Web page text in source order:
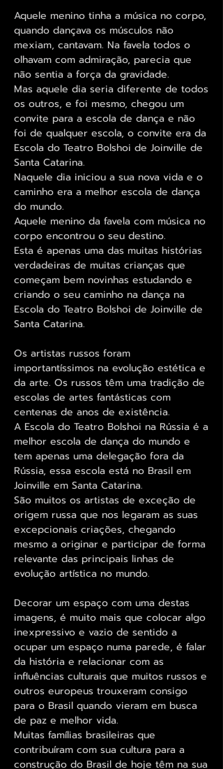
Aquele menino tinha a música no corpo,
quando dançava os músculos não
mexiam, cantavam. Na favela todos o
olhavam com admiração, parecia que
não sentia a força da gravidade.
Mas aquele dia seria diferente de todos
os outros, e foi mesmo, chegou um
convite para a escola de dança e não
foi de qualquer escola, o convite era da
Escola do Teatro Bolshoi de Joinville de
Santa Catarina.
Naquele dia iniciou a sua nova vida e o
caminho era a melhor escola de dança
do mundo.
Aquele menino da favela com música no
corpo encontrou o seu destino.
Esta é apenas uma das muitas histórias
verdadeiras de muitas crianças que
começam bem novinhas estudando e
criando o seu caminho na dança na
Escola do Teatro Bolshoi de Joinville de
Santa Catarina.
Os artistas russos foram
importantíssimos na evolução estética e
da arte. Os russos têm uma tradição de
escolas de artes fantásticas com
centenas de anos de existência.
A Escola do Teatro Bolshoi na Rússia é a
melhor escola de dança do mundo e
tem apenas uma delegação fora da
Rússia, essa escola está no Brasil em
Joinville em Santa Catarina.
São muitos os artistas de exceção de
origem russa que nos legaram as suas
excepcionais criações, chegando
mesmo a originar e participar de forma
relevante das principais linhas de
evolução artística no mundo.
Decorar um espaço com uma destas
imagens, é muito mais que colocar algo
inexpressivo e vazio de sentido a
ocupar um espaço numa parede, é falar
da história e relacionar com as
influências culturais que muitos russos e
outros europeus trouxeram consigo
para o Brasil quando vieram em busca
de paz e melhor vida.
Muitas famílias brasileiras que
contribuíram com sua cultura para a
construção do Brasil de hoje têm na sua